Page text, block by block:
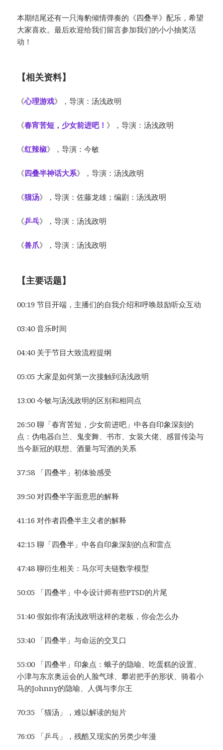
本期结尾还有一只海豹倾情弹奏的《四叠半》配乐，希望
大家喜欢。最后欢迎给我们留言参加我们的小小抽奖活
动！
【相关资料】
《心理游戏》，导演：汤浅政明
《春宵苦短，少女前进吧！ 》，导演：汤浅政明
《红辣椒》，导演：今敏
《四叠半神话大系》，导演：汤浅政明
《猫汤》，导演：佐藤龙雄；编剧：汤浅政明
《乒乓》，导演：汤浅政明
《兽爪》，导演：汤浅政明
【主要话题】
00:19 节目开端，主播们的自我介绍和呼唤鼓励听众互动
03:40 音乐时间
04:40 关于节目大致流程提纲
05:05 大家是如何第一次接触到汤浅政明
13:00 今敏与汤浅政明的区别和相同点
26:50 聊「春宵苦短，少女前进吧」中各自印象深刻的
点：伪电器白兰、鬼变舞、书市、女装大佬、感冒传染与
当今新冠的联想、酒量与写酒的关系
37:58 「四叠半」初体验感受
39:50 对四叠半字面意思的解释
41:16 对作者四叠半主义者的解释
42:15 聊「四叠半」中各自印象深刻的点和雷点
47:48 聊衍生相关：马尔可夫链数学模型
50:05 「四叠半」中令设计师有些PTSD的片尾
51:40 假如你有汤浅政明这样的老板，你会怎么办
53:40 「四叠半」与命运的交叉口
55:00 「四叠半」印象点：蛾子的隐喻、吃蛋糕的设置、
小津与东京奥运会的人脸气球、攀岩把手的形状、骑着小
马的Johnny的隐喻、人偶与李尔王
70:35 「猫汤」，难以解读的短片
76:05 「乒乓」，残酷又现实的另类少年漫